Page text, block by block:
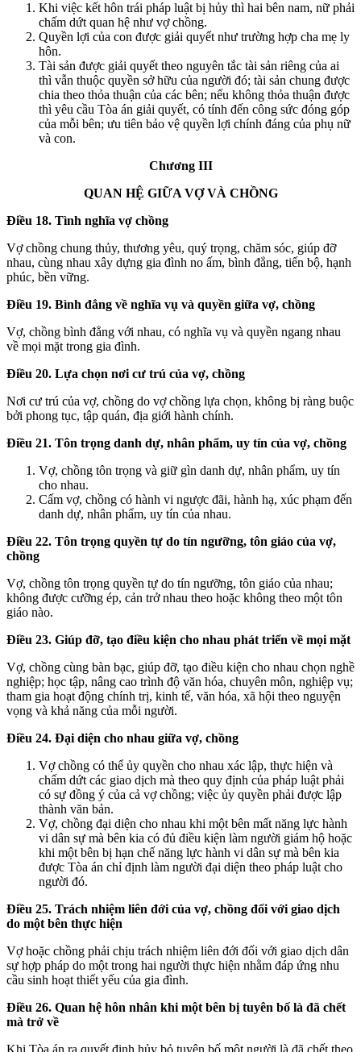
Khi việc kết hôn trái pháp luật bị hủy thì hai bên nam, nữ phải
chấm dứt quan hệ như vợ chồng.
Quyền lợi của con được giải quyết như trường hợp cha mẹ ly
hôn.
Tài sản được giải quyết theo nguyên tắc tài sản riêng của ai
thì vẫn thuộc quyền sở hữu của người đó; tài sản chung được
chia theo thỏa thuận của các bên; nếu không thỏa thuận được
thì yêu cầu Tòa án giải quyết, có tính đến công sức đóng góp
của mỗi bên; ưu tiên bảo vệ quyền lợi chính đáng của phụ nữ
và con.
Chương III
QUAN HỆ GIỮA VỢ VÀ CHỒNG
Điều 18. Tình nghĩa vợ chồng
Vợ chồng chung thủy, thương yêu, quý trọng, chăm sóc, giúp đỡ
nhau, cùng nhau xây dựng gia đình no ấm, bình đẳng, tiến bộ, hạnh
phúc, bền vững.
Điều 19. Bình đẳng về nghĩa vụ và quyền giữa vợ, chồng
Vợ, chồng bình đẳng với nhau, có nghĩa vụ và quyền ngang nhau
về mọi mặt trong gia đình.
Điều 20. Lựa chọn nơi cư trú của vợ, chồng
Nơi cư trú của vợ, chồng do vợ chồng lựa chọn, không bị ràng buộc
bởi phong tục, tập quán, địa giới hành chính.
Điều 21. Tôn trọng danh dự, nhân phẩm, uy tín của vợ, chồng
Vợ, chồng tôn trọng và giữ gìn danh dự, nhân phẩm, uy tín
cho nhau.
Cấm vợ, chồng có hành vi ngược đãi, hành hạ, xúc phạm đến
danh dự, nhân phẩm, uy tín của nhau.
Điều 22. Tôn trọng quyền tự do tín ngưỡng, tôn giáo của vợ,
chồng
Vợ, chồng tôn trọng quyền tự do tín ngưỡng, tôn giáo của nhau;
không được cưỡng ép, cản trở nhau theo hoặc không theo một tôn
giáo nào.
Điều 23. Giúp đỡ, tạo điều kiện cho nhau phát triển về mọi mặt
Vợ, chồng cùng bàn bạc, giúp đỡ, tạo điều kiện cho nhau chọn nghề
nghiệp; học tập, nâng cao trình độ văn hóa, chuyên môn, nghiệp vụ;
tham gia hoạt động chính trị, kinh tế, văn hóa, xã hội theo nguyện
vọng và khả năng của mỗi người.
Điều 24. Đại diện cho nhau giữa vợ, chồng
Vợ chồng có thể ủy quyền cho nhau xác lập, thực hiện và
chấm dứt các giao dịch mà theo quy định của pháp luật phải
có sự đồng ý của cả vợ chồng; việc ủy quyền phải được lập
thành văn bản.
Vợ, chồng đại diện cho nhau khi một bên mất năng lực hành
vi dân sự mà bên kia có đủ điều kiện làm người giám hộ hoặc
khi một bên bị hạn chế năng lực hành vi dân sự mà bên kia
được Tòa án chỉ định làm người đại diện theo pháp luật cho
người đó.
Điều 25. Trách nhiệm liên đới của vợ, chồng đối với giao dịch
do một bên thực hiện
Vợ hoặc chồng phải chịu trách nhiệm liên đới đối với giao dịch dân
sự hợp pháp do một trong hai người thực hiện nhằm đáp ứng nhu
cầu sinh hoạt thiết yếu của gia đình.
Điều 26. Quan hệ hôn nhân khi một bên bị tuyên bố là đã chết
mà trở về
Khi Tòa án ra quyết định hủy bỏ tuyên bố một người là đã chết theo